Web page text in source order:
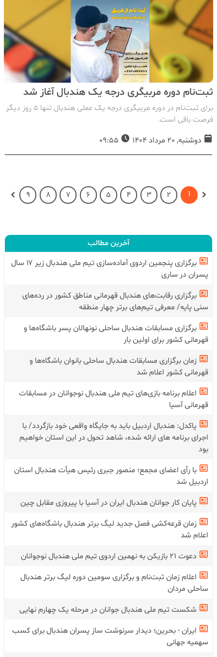
ثبت‌نام دوره مربیگری درجه یک هندبال آغاز شد
برای ثبت‌نام در دوره مربیگری درجه یک عملی هندبال تنها 5 روز دیگر
فرصت باقی است.
دوشنبه, 20 مرداد 1404
1
2
3
4
5
6
7
8
9
آخرین مطالب
برگزاری پنجمین اردوی آماده‌سازی تیم ملی هندبال زیر ۱۷ سال
پسران در ساری
برگزاری رقابت‌های هندبال قهرمانی مناطق کشور در رده‌های
سنی پایه/ معرفی تیم‌های برتر چهار منطقه
برگزاری مسابقات هندبال ساحلی نونهالان پسر باشگاه‌ها و
قهرمانی کشور برای اولین بار
زمان برگزاری مسابقات هندبال ساحلی بانوان باشگاه‌ها و
قهرمانی کشور اعلام شد
اعلام برنامه بازی‌های تیم ملی هندبال نوجوانان در مسابقات
قهرمانی آسیا
پاکدل: هندبال اردبیل باید به جایگاه واقعی خود بازگردد/ با
اجرای برنامه های ارائه شده، شاهد تحول در این استان خواهیم
بود
با رأی اعضای مجمع؛ منصور جبری رئیس هیأت هندبال استان
اردبیل شد
پایان کار جوانان هندبال ایران در آسیا با پیروزی مقابل چین
زمان قرعه‌کشی فصل جدید لیگ برتر هندبال باشگاه‌های کشور
اعلام شد
دعوت ۲۱ بازیکن به نهمین اردوی تیم ملی هندبال نوجوانان
اعلام زمان ثبت‌نام و برگزاری سومین دوره لیگ برتر هندبال
ساحلی مردان
شکست تیم ملی هندبال جوانان در‌ مرحله یک چهارم نهایی
ایران - بحرین؛ دیدار سرنوشت ساز پسران هندبال برای کسب
سهمیه جهانی